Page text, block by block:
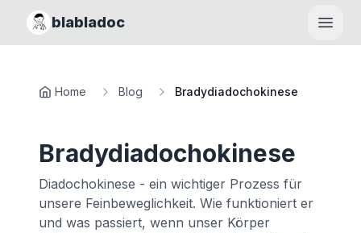
blabladoc
Home Blog Bradydiadochokinese
Bradydiadochokinese
Diadochokinese - ein wichtiger Prozess für
unsere Feinbeweglichkeit. Wie funktioniert er
und was passiert, wenn unser Körper